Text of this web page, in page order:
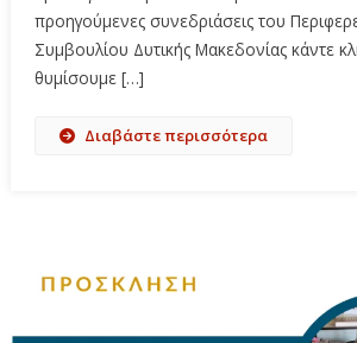
προηγούμενες συνεδριάσεις του
Συμβουλίου Δυτικής Μακεδονίας κάντε
θυμίσουμε […]
Διαβάστε περισσότερα